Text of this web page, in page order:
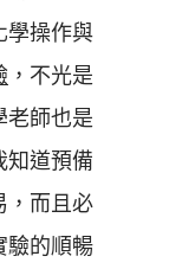
學操作與
，不光是
老師也是
知道預備
，而且必
驗的順暢